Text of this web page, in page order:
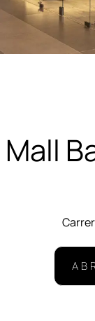
Mall